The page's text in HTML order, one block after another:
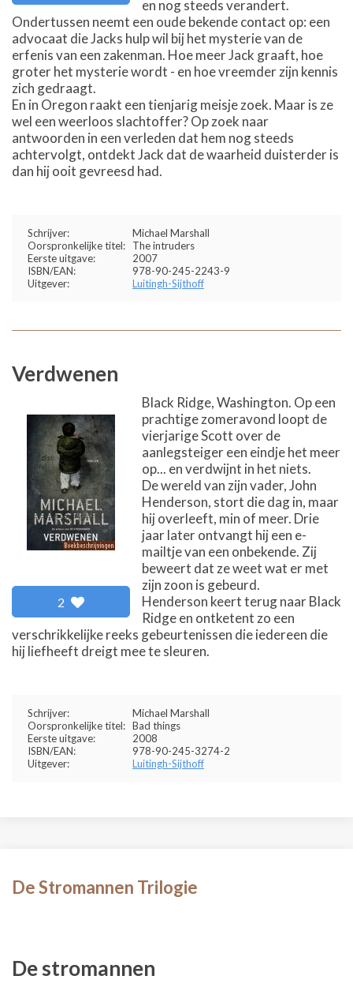
en nog steeds verandert.
Ondertussen neemt een oude bekende contact op: een
advocaat die Jacks hulp wil bij het mysterie van de
erfenis van een zakenman. Hoe meer Jack graaft, hoe
groter het mysterie wordt - en hoe vreemder zijn kennis
zich gedraagt.
En in Oregon raakt een tienjarig meisje zoek. Maar is ze
wel een weerloos slachtoffer? Op zoek naar
antwoorden in een verleden dat hem nog steeds
achtervolgt, ontdekt Jack dat de waarheid duisterder is
dan hij ooit gevreesd had.
Schrijver:
Michael Marshall
Oorspronkelijke titel:
The intruders
Eerste uitgave:
2007
ISBN/EAN:
978-90-245-2243-9
Uitgever:
Luitingh-Sijthoff
Verdwenen
2
Black Ridge, Washington. Op een
prachtige zomeravond loopt de
vierjarige Scott over de
aanlegsteiger een eindje het meer
op... en verdwijnt in het niets.
De wereld van zijn vader, John
Henderson, stort die dag in, maar
hij overleeft, min of meer. Drie
jaar later ontvangt hij een e-
mailtje van een onbekende. Zij
beweert dat ze weet wat er met
zijn zoon is gebeurd.
Henderson keert terug naar Black
Ridge en ontketent zo een
verschrikkelijke reeks gebeurtenissen die iedereen die
hij liefheeft dreigt mee te sleuren.
Schrijver:
Michael Marshall
Oorspronkelijke titel: Bad things
Eerste uitgave:
2008
ISBN/EAN:
978-90-245-3274-2
Uitgever:
Luitingh-Sijthoff
De Stromannen Trilogie
De stromannen